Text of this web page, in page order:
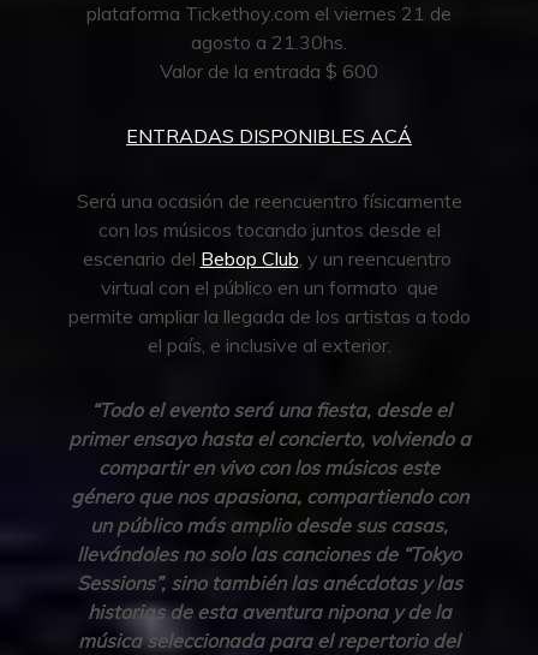
plataforma Tickethoy.com el viernes 21 de
agosto a 21.30hs.
Valor de la entrada $ 600
ENTRADAS DISPONIBLES ACÁ
Será una ocasión de reencuentro físicamente
con los músicos tocando juntos desde el
escenario del Bebop Club, y un reencuentro
virtual con el público en un formato que
permite ampliar la llegada de los artistas a todo
el país, e inclusive al exterior.
“Todo el evento será una fiesta, desde el
primer ensayo hasta el concierto, volviendo a
compartir en vivo con los músicos este
género que nos apasiona, compartiendo con
un público más amplio desde sus casas,
llevándoles no solo las canciones de “Tokyo
Sessions”, sino también las anécdotas y las
historias de esta aventura nipona y de la
música seleccionada para el repertorio del